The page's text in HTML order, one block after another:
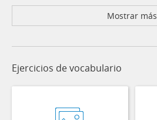
Mostrar más
Ejercicios de vocabulario